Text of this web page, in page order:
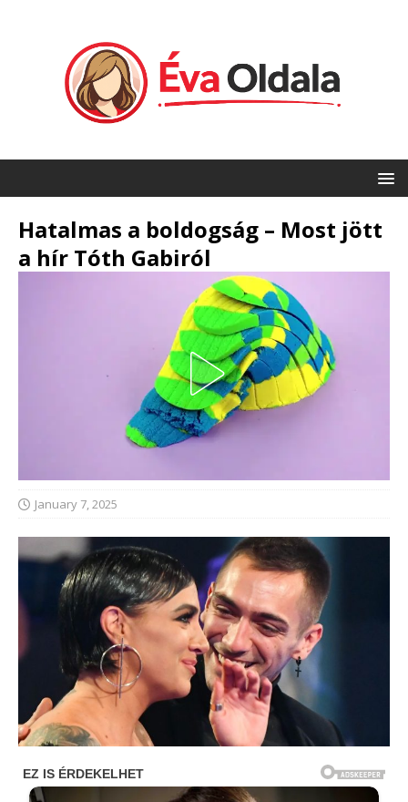
Hatalmas a boldogság – Most jött
a hír Tóth Gabiról
January 7, 2025